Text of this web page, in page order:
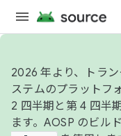
2026 年より、トラ
ステムのプラットフ
2 四半期と第 4 四半
ます。AOSP のビル